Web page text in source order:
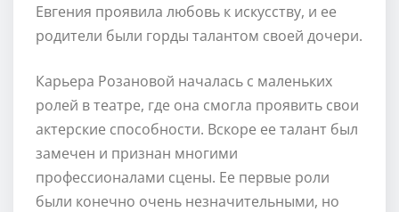
Евгения проявила любовь к искусству, и ее
родители были горды талантом своей дочери.
Карьера Розановой началась с маленьких
ролей в театре, где она смогла проявить свои
актерские способности. Вскоре ее талант был
замечен и признан многими
профессионалами сцены. Ее первые роли
были конечно очень незначительными, но